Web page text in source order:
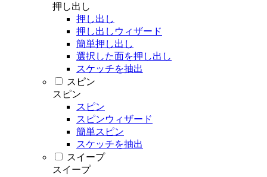
押し出し
押し出し
押し出しウィザード
簡単押し出し
選択した面を押し出し
スケッチを抽出
スピン
スピン
スピン
スピンウィザード
簡単スピン
スケッチを抽出
スイープ
スイープ